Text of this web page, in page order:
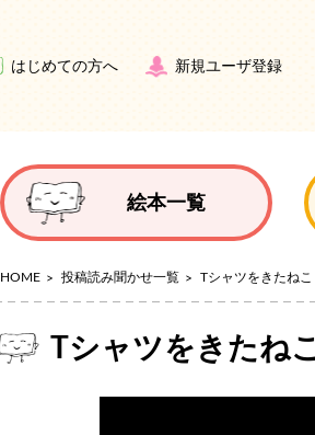
はじめての方へ 新規ユーザ登録
絵本一覧
HOME 投稿読み聞かせ一覧 Tシャツをきたね
Tシャツをきたね